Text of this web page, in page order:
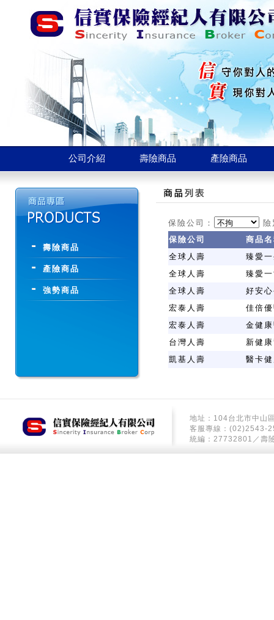
公司介紹 壽險商品 產險商品
壽險商品
產險商品
強勢商品
保險公司：
保險公司
商品
全球人壽
臻愛
全球人壽
臻愛
全球人壽
好安
宏泰人壽
佳倍
宏泰人壽
金健
台灣人壽
新健
凱基人壽
醫卡
地址：104台北市中山
客服專線：(02)2543-
統編：27732801／壽